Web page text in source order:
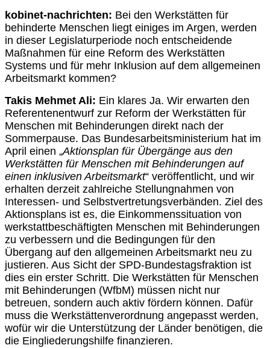
kobinet-nachrichten: Bei den Werkstätten für
behinderte Menschen liegt einiges im Argen, werden
in dieser Legislaturperiode noch entscheidende
Maßnahmen für eine Reform des Werkstätten
Systems und für mehr Inklusion auf dem allgemeinen
Arbeitsmarkt kommen?
Takis Mehmet Ali: Ein klares Ja. Wir erwarten den
Referentenentwurf zur Reform der Werkstätten für
Menschen mit Behinderungen direkt nach der
Sommerpause. Das Bundesarbeitsministerium hat im
April einen „Aktionsplan für Übergänge aus den
Werkstätten für Menschen mit Behinderungen auf
einen inklusiven Arbeitsmarkt“ veröffentlicht, und wir
erhalten derzeit zahlreiche Stellungnahmen von
Interessen- und Selbstvertretungsverbänden. Ziel des
Aktionsplans ist es, die Einkommenssituation von
werkstattbeschäftigten Menschen mit Behinderungen
zu verbessern und die Bedingungen für den
Übergang auf den allgemeinen Arbeitsmarkt neu zu
justieren. Aus Sicht der SPD-Bundestagsfraktion ist
dies ein erster Schritt. Die Werkstätten für Menschen
mit Behinderungen (WfbM) müssen nicht nur
betreuen, sondern auch aktiv fördern können. Dafür
muss die Werkstättenverordnung angepasst werden,
wofür wir die Unterstützung der Länder benötigen, die
die Eingliederungshilfe finanzieren.